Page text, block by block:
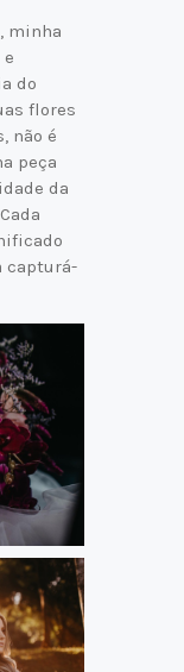
minha
do
flores
não é
peça
da
capturá-